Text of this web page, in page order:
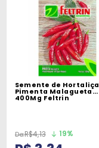
Semente de Hortaliça
Pimenta Malagueta
400Mg Feltrin
R$4,13 19%